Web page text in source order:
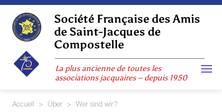
Skip
content
Société Française des Amis
de Saint-Jacques de
Compostelle
La plus ancienne de toutes les
associations jacquaires – depuis 1950
Accueil > Über > Wer sind wir?